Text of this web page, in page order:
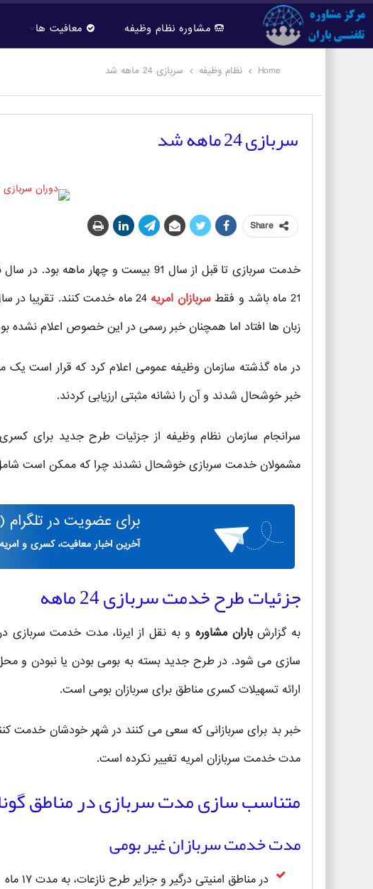
مشاوره نظام وظیفه معافیت ها
Home نظام وظیفه سربازی 24 ماهه شد
سربازی 24 ماهه شد
Share
خدمت سربازی تا قبل از سال 91 بیست و
21 ماه باشد و فقط
سربازان امریه
24 ماه خدمت کنند. تقریبا
زبان ها افتاد اما همچنان خبر رسمی در این خصوص اعلام نشده
در ماه گذشته سازمان وظیفه عمومی اعلام کرد که قرار است یک
خبر خوشحال شدند و آن را نشانه مثبتی ارزیابی کردند.
سرانجام سازمان نظام وظیفه از جزئیات طرح جدید برای
مشمولان خدمت سربازی خوشحال نشدند چرا که ممکن است شامل قانون
برایعضویت در تلگرام
آخرین اخبار معافیت، کسری و امریه
جزئیات طرح خدمت سربازی 24 ماهه
به گزارشباران مشاوره و به نقل از ایرنا، مدت خدمت سربازی
سازی می شود. در طرح جدید بسته به بومی بودن یا نبودن
ارائه تسهیلات کسری مناطق برای سربازان بومی است.
مدت خدمت سربازان امریه تغییر نکرده است.
متناسب سازی مدت سربازی در مناطق
مدت خدمت سربازان غیر بومی
در مناطق امنیتی درگیر و جزایر طرح نازعات، به مدت ۱۷ ماه